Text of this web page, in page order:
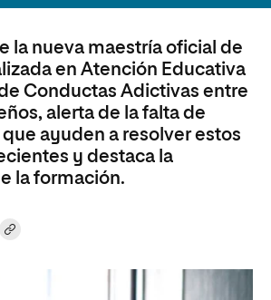
la nueva maestría oficial de
en Atención Educativa
Conductas Adictivas entre
alerta de la falta de
ayuden a resolver estos
y destaca la
la formación.